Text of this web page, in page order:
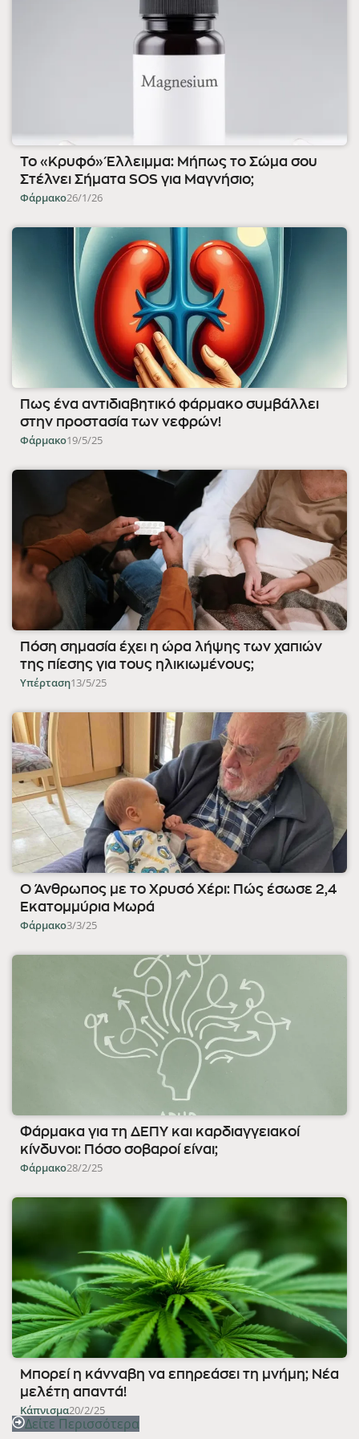
Το «Κρυφό» Έλλειμμα: Μήπως το Σώμα σου
Στέλνει Σήματα SOS για Μαγνήσιο;
Φάρμακο26/1/26
Πως ένα αντιδιαβητικό φάρμακο συμβάλλει
στην προστασία των νεφρών!
Φάρμακο19/5/25
Πόση σημασία έχει η ώρα λήψης των χαπιών
της πίεσης για τους ηλικιωμένους;
Υπέρταση13/5/25
Ο Άνθρωπος με το Χρυσό Χέρι: Πώς έσωσε 2,4
Εκατομμύρια Μωρά
Φάρμακο3/3/25
Φάρμακα για τη ΔΕΠΥ και καρδιαγγειακοί
κίνδυνοι: Πόσο σοβαροί είναι;
Φάρμακο28/2/25
Μπορεί η κάνναβη να επηρεάσει τη μνήμη; Νέα
μελέτη απαντά!
Κάπνισμα20/2/25
Δείτε Περισσότερα